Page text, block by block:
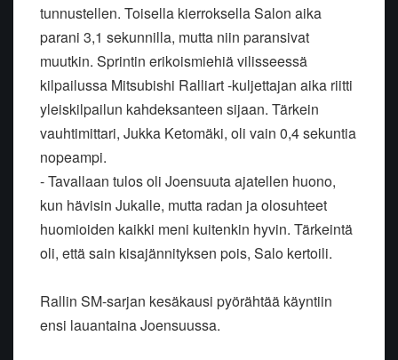
tunnustellen. Toisella kierroksella Salon aika
parani 3,1 sekunnilla, mutta niin paransivat
muutkin. Sprintin erikoismiehiä vilisseessä
kilpailussa Mitsubishi Ralliart -kuljettajan aika riitti
yleiskilpailun kahdeksanteen sijaan. Tärkein
vauhtimittari, Jukka Ketomäki, oli vain 0,4 sekuntia
nopeampi.
- Tavallaan tulos oli Joensuuta ajatellen huono,
kun hävisin Jukalle, mutta radan ja olosuhteet
huomioiden kaikki meni kuitenkin hyvin. Tärkeintä
oli, että sain kisajännityksen pois, Salo kertoili.
Rallin SM-sarjan kesäkausi pyörähtää käyntiin
ensi lauantaina Joensuussa.